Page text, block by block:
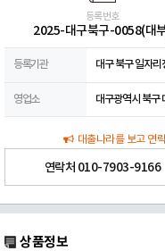
등록번호
2025-대구북구-0058(대
등록기관 대구 북구 일자
영업소 대구광역시 북구
대출나라를 보고 연
연락처 010-7903-9166
상품정보